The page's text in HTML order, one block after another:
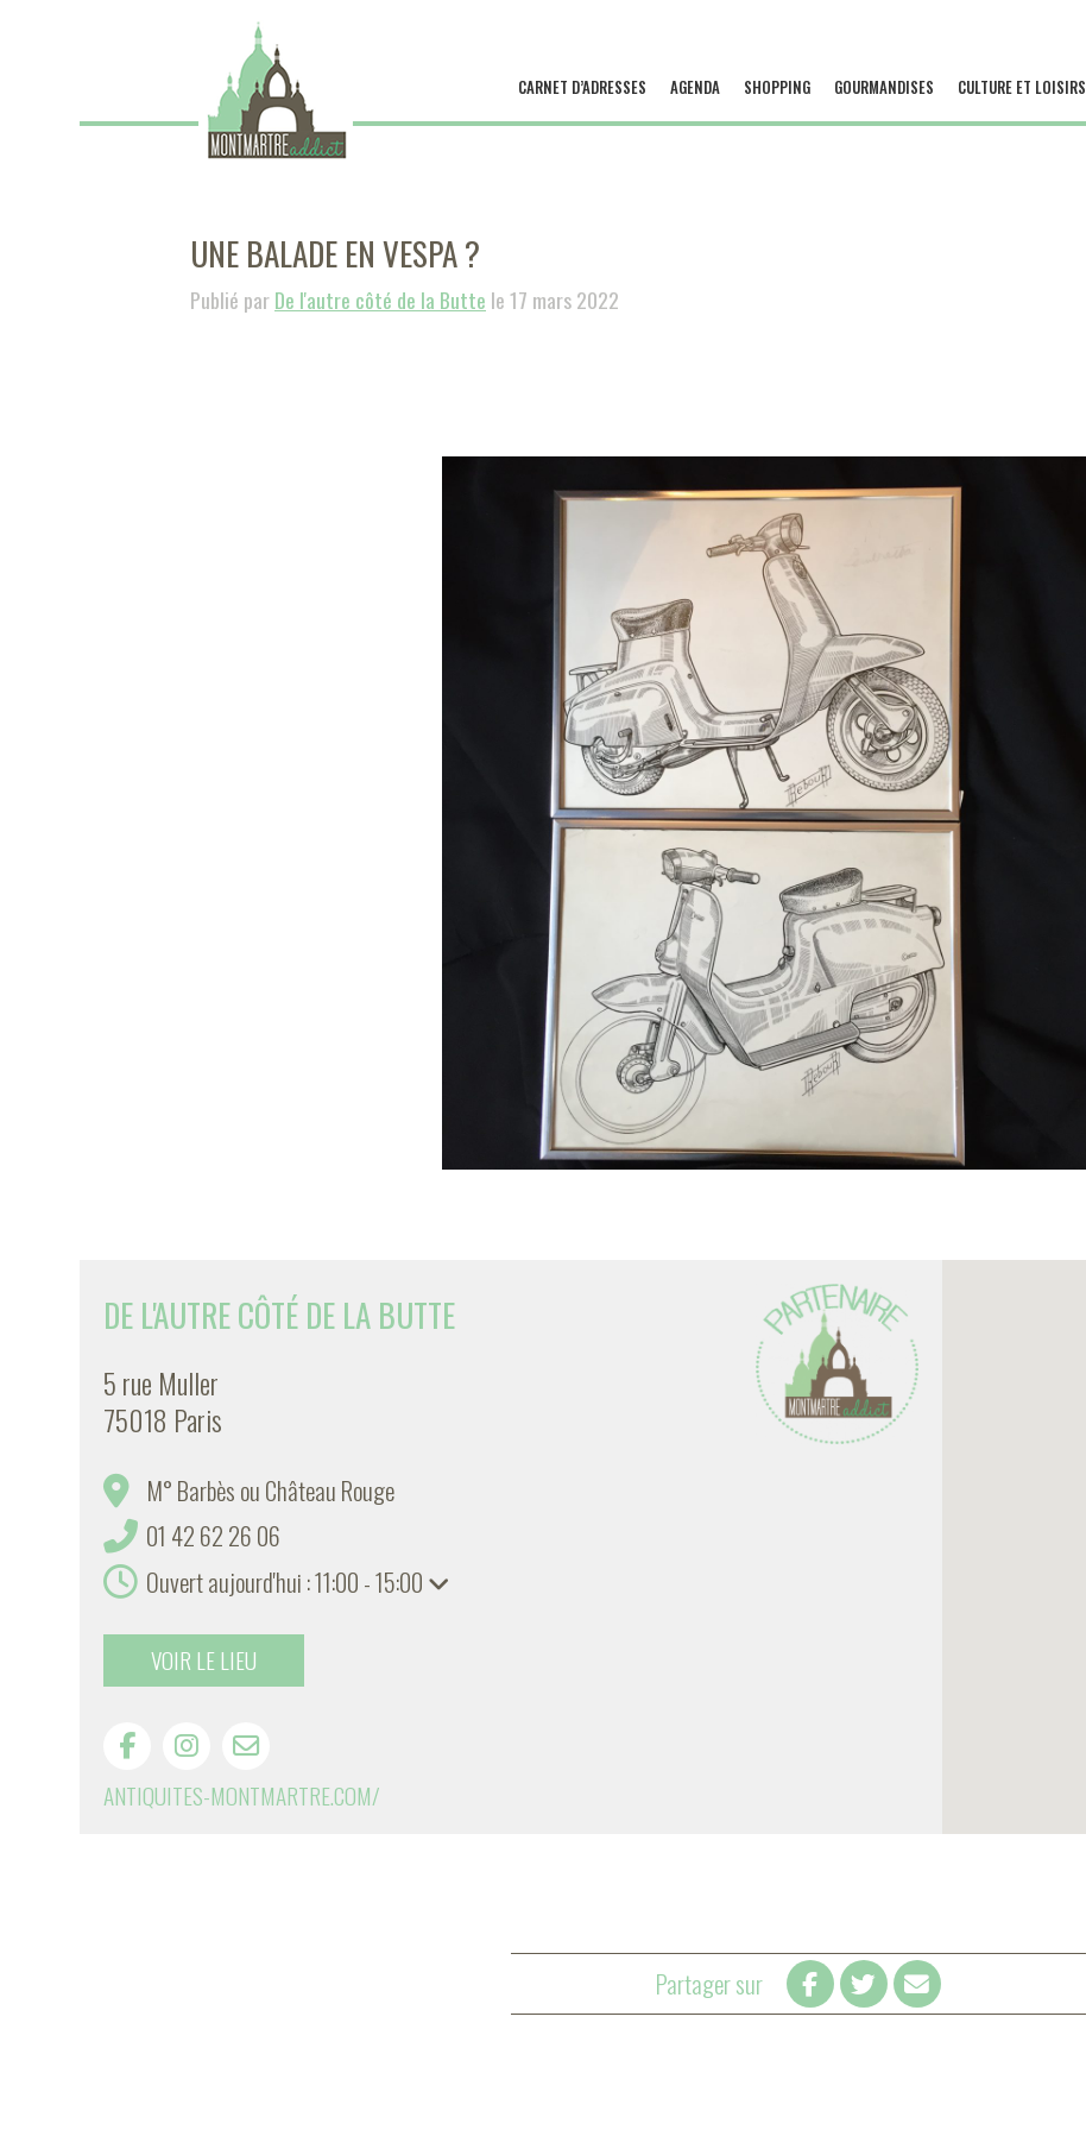
CARNET D’ADRESSES AGENDA SHOPPING GOURMANDISES CULTURE ET LOISIRS
UNE BALADE EN VESPA ?
Publié parDe l'autre côté de la Butte le 17 mars 2022
DE L'AUTRE CÔTÉ DE LA BUTTE
5 rue Muller
75018 Paris
M° Barbès ou Château Rouge
01 42 62 26 06
Ouvert aujourd'hui : 11:00 - 15:00
VOIR LE LIEU
ANTIQUITES-MONTMARTRE.COM/
Partager sur